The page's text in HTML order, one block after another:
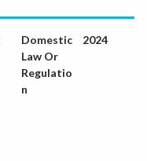
Domestic
Law Or
Regulatio
n
2024